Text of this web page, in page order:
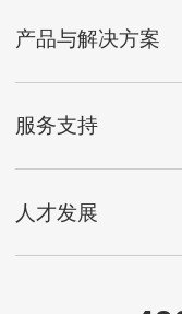
产品与解决方案
服务支持
人才发展